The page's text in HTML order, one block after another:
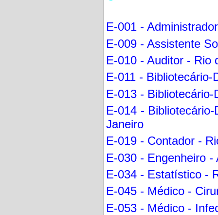
E-001 -
E-009 - Assistente
E-010 - Auditor - Rio
E-011 -
E-013 -
E-014 -
Janeiro
E-019 - Contador -
E-030 - Engenheiro
E-034 - Estatístico -
E-045 - Médico -
E-053 - Médico -